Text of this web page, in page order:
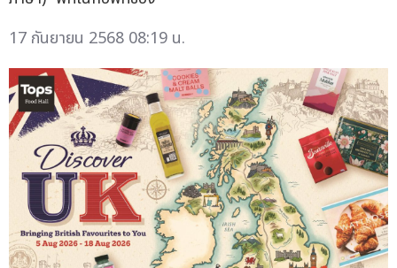
17 กันยายน 2568 08:19 น.